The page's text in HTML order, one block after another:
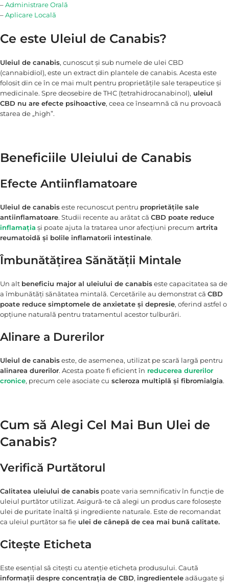
–Administrare Orală
–Aplicare Locală
Ce este Uleiul de Canabis?
Uleiul de canabis, cunoscut și sub numele de ulei CBD
(cannabidiol), este un extract din plantele de canabis. Acesta este
folosit din ce în ce mai mult pentru proprietățile sale terapeutice și
medicinale. Spre deosebire de THC (tetrahidrocanabinol), uleiul
CBD nu are efecte psihoactive, ceea ce înseamnă că nu provoacă
starea de „high”.
Beneficiile Uleiului de Canabis
Efecte Antiinflamatoare
Uleiul de canabiseste recunoscut pentru proprietățile sale
antiinflamatoare. Studii recente au arătat că CBD poate reduce
inflamația și poate ajuta la tratarea unor afecțiuni precum artrita
reumatoidă și bolile inflamatorii intestinale.
Îmbunătățirea Sănătății Mintale
Un alt beneficiu major al uleiului de canabiseste capacitatea sa de
a îmbunătăți sănătatea mintală. Cercetările au demonstrat că CBD
poate reduce simptomele de anxietate și depresie, oferind astfel o
opțiune naturală pentru tratamentul acestor tulburări.
Alinare a Durerilor
Uleiul de canabiseste, de asemenea, utilizat pe scară largă pentru
alinarea durerilor. Acesta poate fi eficient în reducerea durerilor
cronice, precum cele asociate cu scleroza multiplă și fibromialgia.
Cum să Alegi Cel Mai Bun Ulei de
Canabis?
Verifică Purtătorul
Calitatea uleiului de canabis poate varia semnificativ în funcție de
uleiul purtător utilizat. Asigură-te că alegi un produs care folosește
ulei de puritate înaltă și ingrediente naturale. Este de recomandat
ca uleiul purtător sa fie ulei de cânepă de cea mai bună calitate.
Citește Eticheta
Este esențial să citești cu atenție eticheta produsului. Caută
informații despre concentrația de CBD, ingredienteleadăugate și